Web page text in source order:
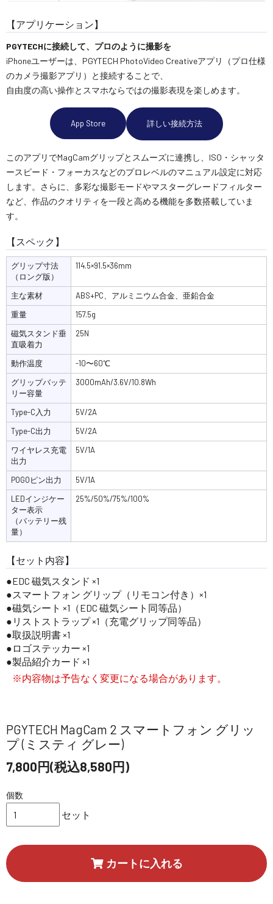
【アプリケーション】
PGYTECHに接続して、プロのように撮影を
iPhoneユーザーは、PGYTECH PhotoVideo Creativeアプリ（プロ仕様
のカメラ撮影アプリ）と接続することで、
自由度の高い操作とスマホならではの撮影表現を楽しめます。
App Store 詳しい接続方法
このアプリでMagCamグリップとスムーズに連携し、ISO・シャッタ
ースピード・フォーカスなどのプロレベルのマニュアル設定に対応
します。さらに、多彩な撮影モードやマスターグレードフィルター
など、作品のクオリティを一段と高める機能を多数搭載していま
す。
【スペック】
グリップ寸法
（ロング版）
114.5×91.5×36mm
主な素材
ABS+PC、アルミニウム合金、亜鉛合金
重量
157.5g
磁気スタンド垂
直吸着力
25N
動作温度
-10〜60℃
グリップバッテ
リー容量
3000mAh/3.6V/10.8Wh
Type-C入力
5V/2A
Type-C出力
5V/2A
ワイヤレス充電
出力
5V/1A
POGOピン出力
5V/1A
LEDインジケー
ター表示
（バッテリー残
量）
25%/50%/75%/100%
【セット内容】
EDC 磁気スタンド ×1
スマートフォン グリップ（リモコン付き）×1
磁気シート ×1（EDC 磁気シート同等品）
リストストラップ ×1（充電グリップ同等品）
取扱説明書 ×1
ロゴステッカー ×1
製品紹介カード ×1
※内容物は予告なく変更になる場合があります。
PGYTECH MagCam 2 スマートフォン グリッ
プ (ミスティ グレー)
7,800円(税込8,580円)
個数
セット
カートに入れる